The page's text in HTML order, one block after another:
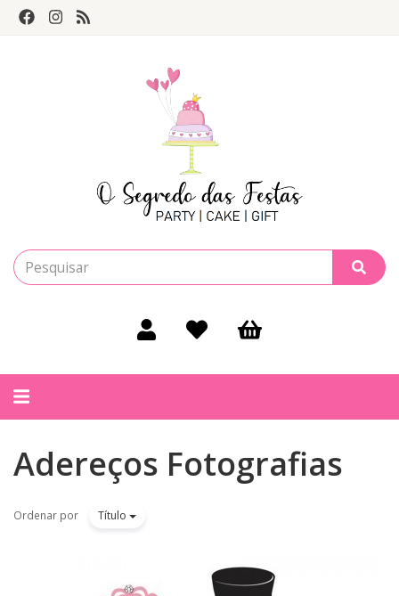
Alternar
Adereços Fotografias
Ordenar por Título